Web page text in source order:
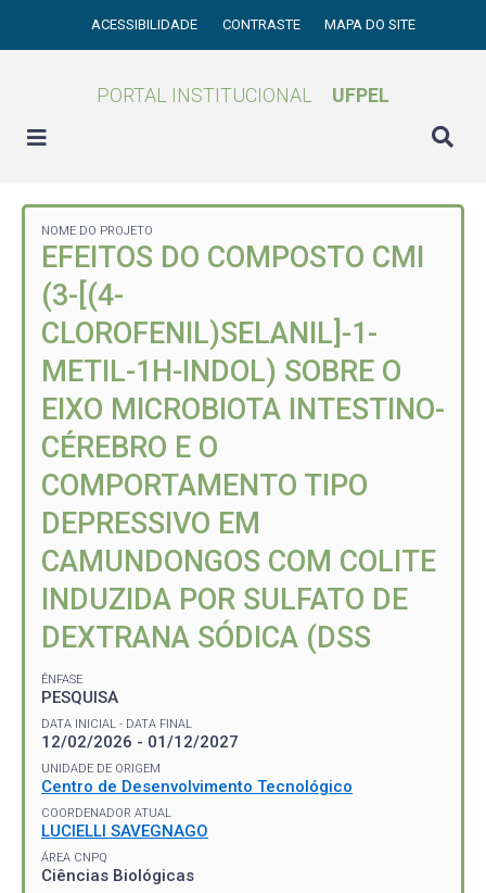
ACESSIBILIDADE CONTRASTE MAPA DO SITE
PORTAL INSTITUCIONAL UFPEL
NOME DO PROJETO
EFEITOS DO COMPOSTO CMI
(3-[(4-
CLOROFENIL)SELANIL]-1-
METIL-1H-INDOL) SOBRE O
EIXO MICROBIOTA INTESTINO-
CÉREBRO E O
COMPORTAMENTO TIPO
DEPRESSIVO EM
CAMUNDONGOS COM COLITE
INDUZIDA POR SULFATO DE
DEXTRANA SÓDICA (DSS
ÊNFASE
PESQUISA
DATA INICIAL - DATA FINAL
12/02/2026 - 01/12/2027
UNIDADE DE ORIGEM
Centro de Desenvolvimento Tecnológico
COORDENADOR ATUAL
LUCIELLI SAVEGNAGO
ÁREA CNPQ
Ciências Biológicas